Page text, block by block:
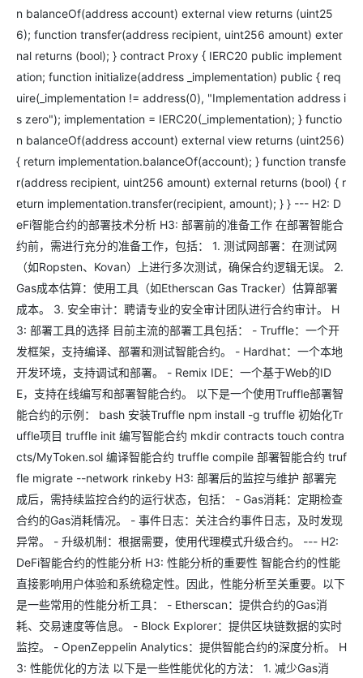
n balanceOf(address account) external view returns (uint25
6); function transfer(address recipient, uint256 amount) exter
nal returns (bool); } contract Proxy { IERC20 public implement
ation; function initialize(address _implementation) public { req
uire(_implementation != address(0), "Implementation address i
s zero"); implementation = IERC20(_implementation); } functio
n balanceOf(address account) external view returns (uint256)
{ return implementation.balanceOf(account); } function transfe
r(address recipient, uint256 amount) external returns (bool) { r
eturn implementation.transfer(recipient, amount); } } --- H2: D
eFi智能合约的部署技术分析 H3: 部署前的准备工作 在部署智能合
约前，需进行充分的准备工作，包括： 1. 测试网部署：在测试网
（如Ropsten、Kovan）上进行多次测试，确保合约逻辑无误。 2.
Gas成本估算：使用工具（如Etherscan Gas Tracker）估算部署
成本。 3. 安全审计：聘请专业的安全审计团队进行合约审计。 H
3: 部署工具的选择 目前主流的部署工具包括： - Truffle：一个开
发框架，支持编译、部署和测试智能合约。 - Hardhat：一个本地
开发环境，支持调试和部署。 - Remix IDE：一个基于Web的ID
E，支持在线编写和部署智能合约。 以下是一个使用Truffle部署智
能合约的示例： bash 安装Truffle npm install -g truffle 初始化Tr
uffle项目 truffle init 编写智能合约 mkdir contracts touch contra
cts/MyToken.sol 编译智能合约 truffle compile 部署智能合约 truf
fle migrate --network rinkeby H3: 部署后的监控与维护 部署完
成后，需持续监控合约的运行状态，包括： - Gas消耗：定期检查
合约的Gas消耗情况。 - 事件日志：关注合约事件日志，及时发现
异常。 - 升级机制：根据需要，使用代理模式升级合约。 --- H2:
DeFi智能合约的性能分析 H3: 性能分析的重要性 智能合约的性能
直接影响用户体验和系统稳定性。因此，性能分析至关重要。以下
是一些常用的性能分析工具： - Etherscan：提供合约的Gas消
耗、交易速度等信息。 - Block Explorer：提供区块链数据的实时
监控。 - OpenZeppelin Analytics：提供智能合约的深度分析。 H
3: 性能优化的方法 以下是一些性能优化的方法： 1. 减少Gas消